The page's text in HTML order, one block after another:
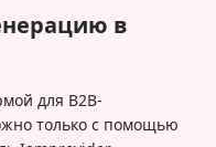
в
для B2B-
только с помощью